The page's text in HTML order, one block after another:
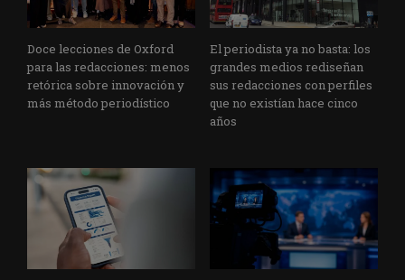
Doce lecciones de Oxford
para las redacciones: menos
retórica sobre innovación y
más método periodístico
El periodista ya no basta: los
grandes medios rediseñan
sus redacciones con perfiles
que no existían hace cinco
años